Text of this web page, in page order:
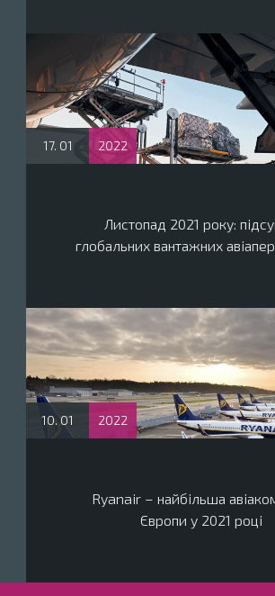
17. 01 2022
Листопад 2021 року:
глобальних вантажних
10. 01 2022
Ryanair – найбільша
Європи у 2021 році